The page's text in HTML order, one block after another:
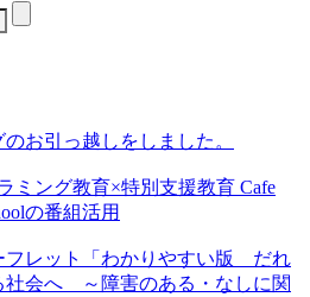
のお引っ越しをしました。
ミング教育×特別支援教育 Cafe
の番組活用
フレット「わかりやすい版 だれ
社会へ ～障害のある・なしに関